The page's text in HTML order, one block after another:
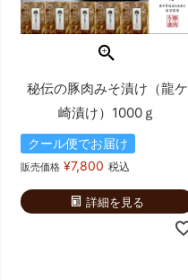
秘伝の豚肉みそ漬け（龍ケ
崎漬け）1000ｇ
クール便でお届け
販売価格 ¥7,800 税込
詳細を見る